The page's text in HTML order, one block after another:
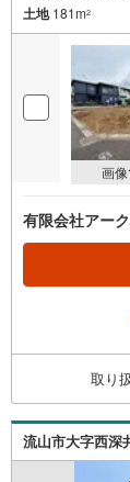
土地181m2
画像
有限会社アー
取り
流山市大字西深